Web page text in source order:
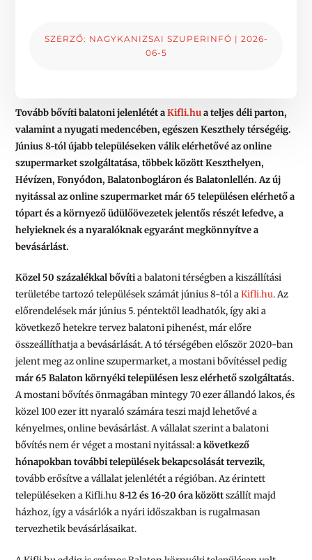
SZERZŐ: NAGYKANIZSAI SZUPERINFÓ | 2026-
06-5
Tovább bővíti balatoni jelenlétét aKifli.hua teljes déli parton,
valamint a nyugati medencében, egészen Keszthely térségéig.
Június 8-tól újabb településeken válik elérhetővé az online
szupermarket szolgáltatása, többek között Keszthelyen,
Hévízen, Fonyódon, Balatonbogláron és Balatonlellén. Az új
nyitással az online szupermarket már 65 településen elérhető a
tópart és a környező üdülőövezetek jelentős részét lefedve, a
helyieknek és a nyaralóknak egyaránt megkönnyítve a
bevásárlást.
Közel 50 százalékkal bővítia balatoni térségben a kiszállítási
területébe tartozó települések számát június 8-tól aKifli.hu. Az
előrendelések már június 5. péntektől leadhatók, így aki a
következő hetekre tervez balatoni pihenést, már előre
összeállíthatja a bevásárlását. A tó térségében először 2020-ban
jelent meg az online szupermarket, a mostani bővítéssel pedig
már 65 Balaton környéki településen lesz elérhető szolgáltatás.
A mostani bővítés önmagában mintegy 70 ezer állandó lakos, és
közel 100 ezer itt nyaraló számára teszi majd lehetővé a
kényelmes, online bevásárlást. A vállalat szerint a balatoni
bővítés nem ér véget a mostani nyitással:a következő
hónapokban további települések bekapcsolását tervezik,
tovább erősítve a vállalat jelenlétét a régióban. Az érintett
településeken a Kifli.hu8-12 és 16-20 óra közöttszállít majd
házhoz, így a vásárlók a nyári időszakban is rugalmasan
tervezhetik bevásárlásaikat.